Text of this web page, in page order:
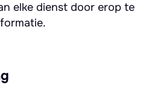
elke dienst door erop te